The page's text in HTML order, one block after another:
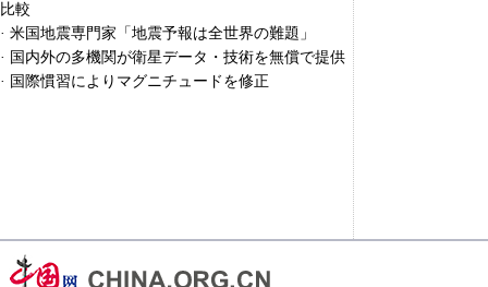
比較
· 米国地震専門家「地震予報は全世界の難題」
· 国内外の多機関が衛星データ・技術を無償で提供
· 国際慣習によりマグニチュードを修正